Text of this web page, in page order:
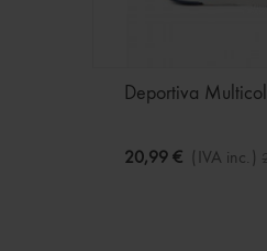
Deportiva
20,99 € (IVA inc.)